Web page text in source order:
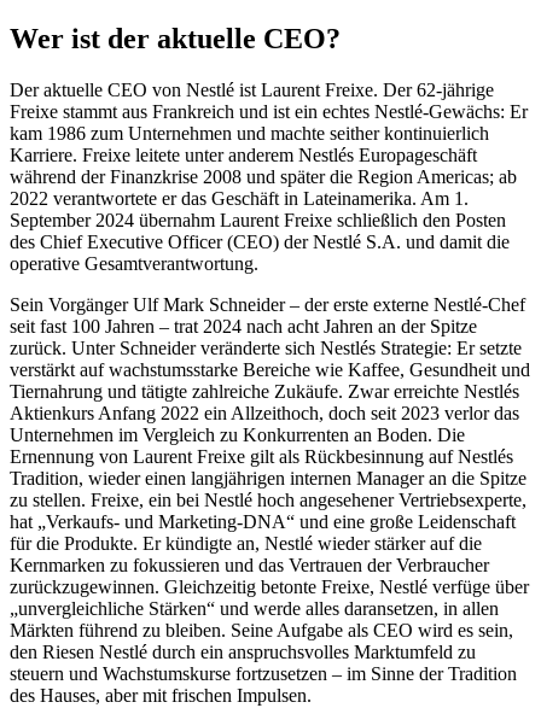
Wer ist der aktuelle CEO?
Der aktuelle CEO von Nestlé ist Laurent Freixe. Der 62-jährige
Freixe stammt aus Frankreich und ist ein echtes Nestlé-Gewächs: Er
kam 1986 zum Unternehmen und machte seither kontinuierlich
Karriere. Freixe leitete unter anderem Nestlés Europageschäft
während der Finanzkrise 2008 und später die Region Americas; ab
2022 verantwortete er das Geschäft in Lateinamerika. Am 1.
September 2024 übernahm Laurent Freixe schließlich den Posten
des Chief Executive Officer (CEO) der Nestlé S.A. und damit die
operative Gesamtverantwortung.
Sein Vorgänger Ulf Mark Schneider – der erste externe Nestlé-Chef
seit fast 100 Jahren – trat 2024 nach acht Jahren an der Spitze
zurück. Unter Schneider veränderte sich Nestlés Strategie: Er setzte
verstärkt auf wachstumsstarke Bereiche wie Kaffee, Gesundheit und
Tiernahrung und tätigte zahlreiche Zukäufe. Zwar erreichte Nestlés
Aktienkurs Anfang 2022 ein Allzeithoch, doch seit 2023 verlor das
Unternehmen im Vergleich zu Konkurrenten an Boden. Die
Ernennung von Laurent Freixe gilt als Rückbesinnung auf Nestlés
Tradition, wieder einen langjährigen internen Manager an die Spitze
zu stellen. Freixe, ein bei Nestlé hoch angesehener Vertriebsexperte,
hat „Verkaufs- und Marketing-DNA“ und eine große Leidenschaft
für die Produkte. Er kündigte an, Nestlé wieder stärker auf die
Kernmarken zu fokussieren und das Vertrauen der Verbraucher
zurückzugewinnen. Gleichzeitig betonte Freixe, Nestlé verfüge über
„unvergleichliche Stärken“ und werde alles daransetzen, in allen
Märkten führend zu bleiben. Seine Aufgabe als CEO wird es sein,
den Riesen Nestlé durch ein anspruchsvolles Marktumfeld zu
steuern und Wachstumskurse fortzusetzen – im Sinne der Tradition
des Hauses, aber mit frischen Impulsen.